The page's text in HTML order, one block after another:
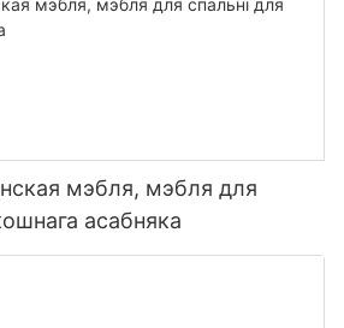
мэбля, мэбля для
асабняка